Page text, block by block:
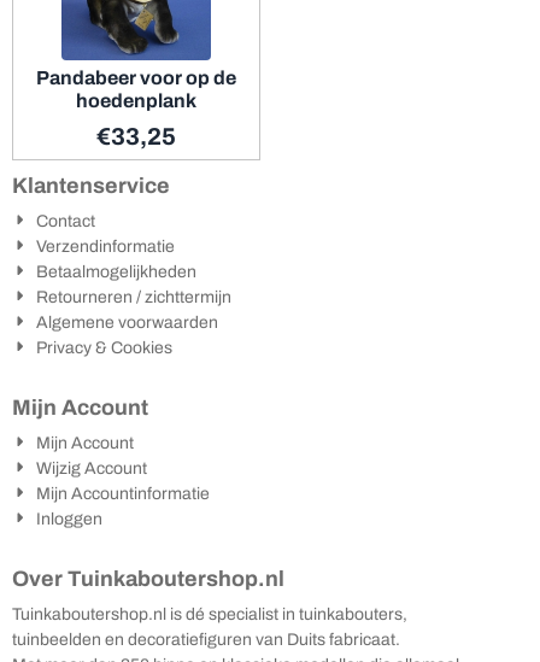
Pandabeer voor op de
hoedenplank
€33,25
Klantenservice
Contact
Verzendinformatie
Betaalmogelijkheden
Retourneren / zichttermijn
Algemene voorwaarden
Privacy & Cookies
Mijn Account
Mijn Account
Wijzig Account
Mijn Accountinformatie
Inloggen
Over Tuinkaboutershop.nl
Tuinkaboutershop.nl is dé specialist in tuinkabouters,
tuinbeelden en decoratiefiguren van Duits fabricaat.